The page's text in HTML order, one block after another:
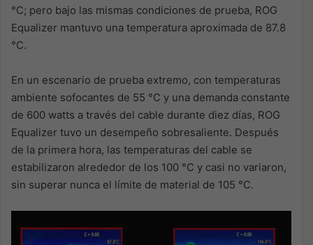
°C; pero bajo las mismas condiciones de prueba, ROG
Equalizer mantuvo una temperatura aproximada de 87.8
°C.
En un escenario de prueba extremo, con temperaturas
ambiente sofocantes de 55 °C y una demanda constante
de 600 watts a través del cable durante diez días, ROG
Equalizer tuvo un desempeño sobresaliente. Después
de la primera hora, las temperaturas del cable se
estabilizaron alrededor de los 100 °C y casi no variaron,
sin superar nunca el límite de material de 105 °C.